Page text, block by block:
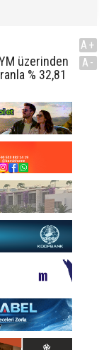
üzerinden
% 32,81
A+
A-